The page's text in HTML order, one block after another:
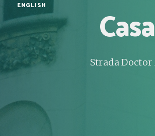
ENGLISH
Strada